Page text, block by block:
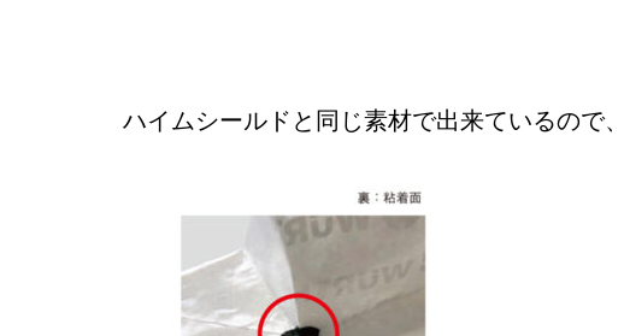
ハイムシールドと同じ素材で出来ているので